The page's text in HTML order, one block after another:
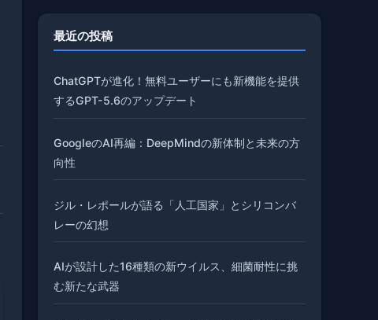
最近の投稿
ChatGPTが進化！無料ユーザーにも新機能を提供
するGPT-5.6のアップデート
GoogleのAI再編：DeepMindの新体制と未来の方
向性
ジル・レポールが語る「人工国家」とシリコンバ
レーの幻想
AIが設計した16種類の新ウイルス、細菌耐性に挑
む新たな武器